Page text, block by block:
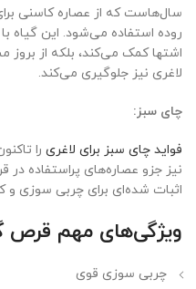
سال‌هاست که از عصاره کاسنی
روده استفاده می‌شود. این گیاه
اشتها کمک می‌کند، بلکه از
لاغری نیز جلوگیری می‌کند.
چای سبز:
فواید چای سبز برای لاغری را
نیز جزو عصاره‌های پراستفاده
اثبات شده‌ای برای چربی سوزی و
ویژگی‌های مهم
چربی سوزی قوی